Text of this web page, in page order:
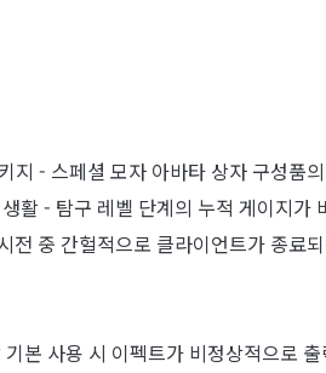
지 - 스페셜 모자 아바타 상자 구성품
활 - 탐구 레벨 단계의 누적 게이지가
전 중 간헐적으로 클라이언트가 종료
본 사용 시 이펙트가 비정상적으로